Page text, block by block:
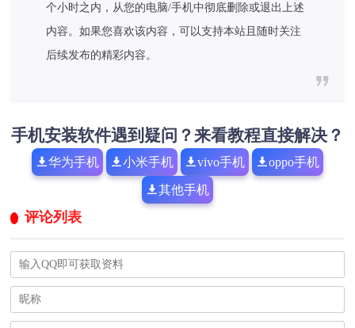
个小时之内，从您的电脑/手机中彻底删除或退出上述
内容。如果您喜欢该内容，可以支持本站且随时关注
后续发布的精彩内容。
手机安装软件遇到疑问？来看教程直接解决？
华为手机 小米手机 vivo手机 oppo手机
其他手机
评论列表